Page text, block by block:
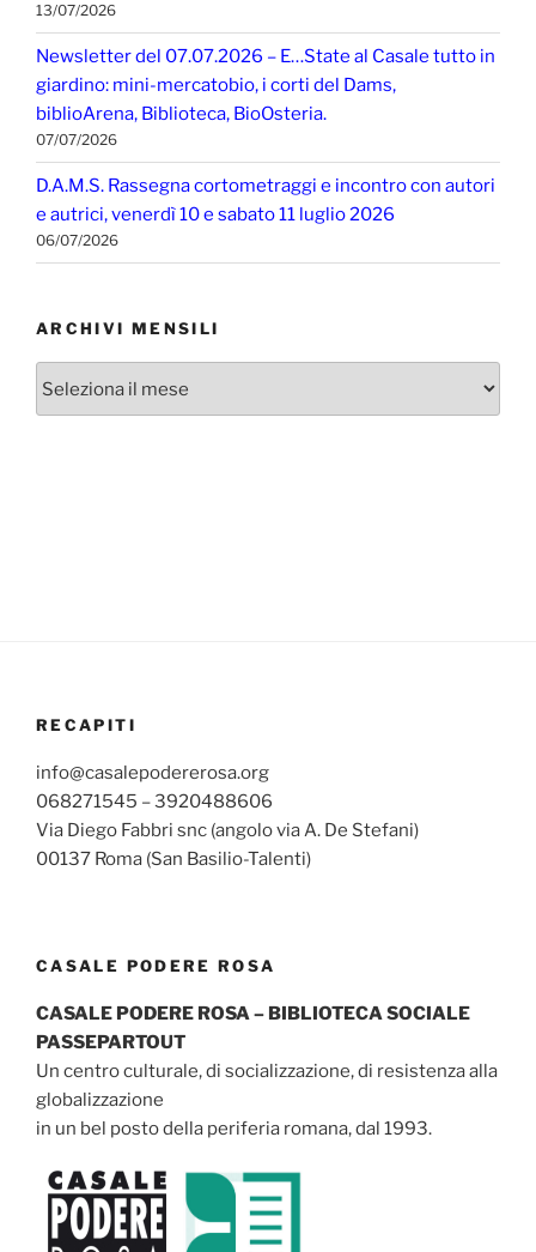
13/07/2026
Newsletter del 07.07.2026 – E…State al Casale tutto in
giardino: mini-mercatobio, i corti del Dams,
biblioArena, Biblioteca, BioOsteria.
07/07/2026
D.A.M.S. Rassegna cortometraggi e incontro con autori
e autrici, venerdì 10 e sabato 11 luglio 2026
06/07/2026
ARCHIVI MENSILI
RECAPITI
info@casalepodererosa.org
068271545 – 3920488606
Via Diego Fabbri snc (angolo via A. De Stefani)
00137 Roma (San Basilio-Talenti)
CASALE PODERE ROSA
CASALE PODERE ROSA – BIBLIOTECA SOCIALE
PASSEPARTOUT
Un centro culturale, di socializzazione, di resistenza alla
globalizzazione
in un bel posto della periferia romana, dal 1993.